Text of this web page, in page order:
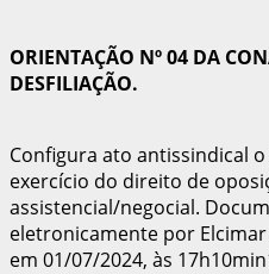
ORIENTAÇÃO Nº 04 DA
DESFILIAÇÃO.
Configura ato antissindical
exercício do direito de
assistencial/negocial.
eletronicamente por
em 01/07/2024, às